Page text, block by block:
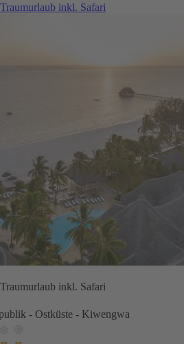
inkl. Safari
inkl. Safari
- Ostküste - Kiwengwa